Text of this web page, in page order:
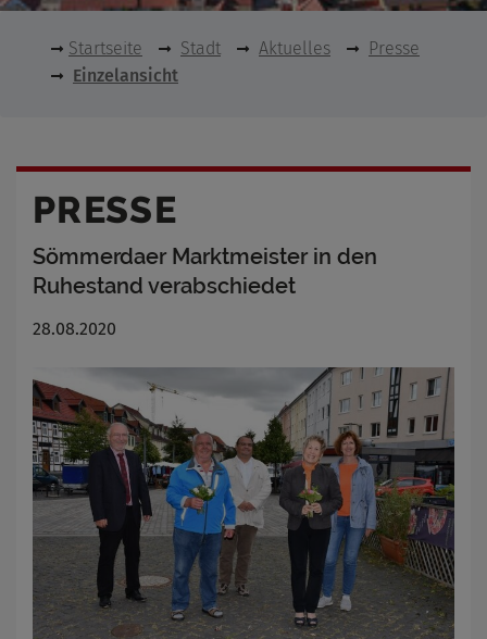
Startseite Stadt Aktuelles
Presse
Einzelansicht
PRESSE
Sömmerdaer Marktmeister in den
Ruhestand verabschiedet
28.08.2020